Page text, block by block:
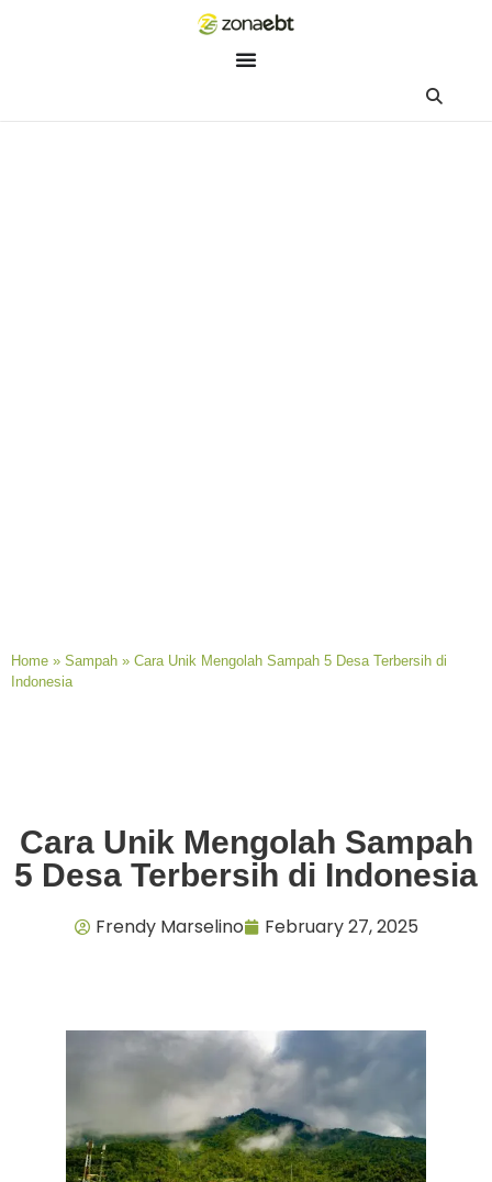
Home » Sampah » Cara Unik Mengolah Sampah 5 Desa Terbersih di
Indonesia
Cara Unik Mengolah Sampah
5 Desa Terbersih di Indonesia
Frendy Marselino February 27, 2025